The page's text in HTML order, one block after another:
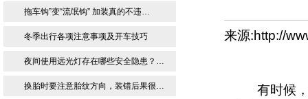
拖车钩”变“流氓钩” 加装真的不违…
冬季出行各项注意事项及开车技巧
夜间使用远光灯存在哪些安全隐患？…
换胎时要注意胎纹方向，装错后果很…
来源:http://
有时候，